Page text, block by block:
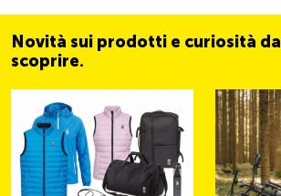
Novità sui prodotti e curiosità da
scoprire.